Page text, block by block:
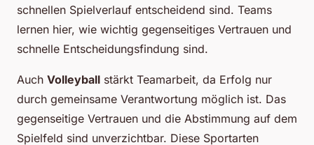
schnellen Spielverlauf entscheidend sind. Teams
lernen hier, wie wichtig gegenseitiges Vertrauen und
schnelle Entscheidungsfindung sind.
Auch Volleyball stärkt Teamarbeit, da Erfolg nur
durch gemeinsame Verantwortung möglich ist. Das
gegenseitige Vertrauen und die Abstimmung auf dem
Spielfeld sind unverzichtbar. Diese Sportarten